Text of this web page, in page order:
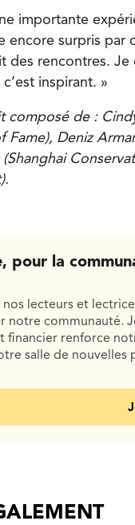
importante
encore surpris par
des rencontres.
inspirant. »
composé de :
Fame), Deniz
(Shanghai
pour la
nos lecteurs et
notre communauté.
financier renforce
salle de nouvelles